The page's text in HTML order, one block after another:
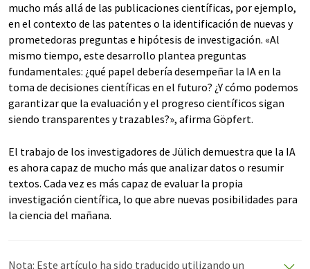
mucho más allá de las publicaciones científicas, por ejemplo,
en el contexto de las patentes o la identificación de nuevas y
prometedoras preguntas e hipótesis de investigación. «Al
mismo tiempo, este desarrollo plantea preguntas
fundamentales: ¿qué papel debería desempeñar la IA en la
toma de decisiones científicas en el futuro? ¿Y cómo podemos
garantizar que la evaluación y el progreso científicos sigan
siendo transparentes y trazables?», afirma Göpfert.
El trabajo de los investigadores de Jülich demuestra que la IA
es ahora capaz de mucho más que analizar datos o resumir
textos. Cada vez es más capaz de evaluar la propia
investigación científica, lo que abre nuevas posibilidades para
la ciencia del mañana.
Nota: Este artículo ha sido traducido utilizando un